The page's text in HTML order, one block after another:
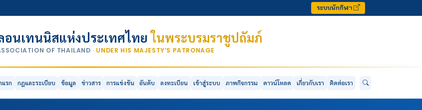
ระบบนักกีฬา
นเทนนิสแห่งประเทศไทยในพระบรมราชูปถัมภ์
OF THAILAND · UNDER HIS MAJESTY’S PATRONAGE
รก กฎและระเบียบ ข้อมูล ข่าวสาร การแข่งขัน อันดับ ลงทะเบียน เข้าสู่ระบบ ภาพกิจกรรม ดาวน์โหลด เกี่ยวกับเรา ติดต่อเรา